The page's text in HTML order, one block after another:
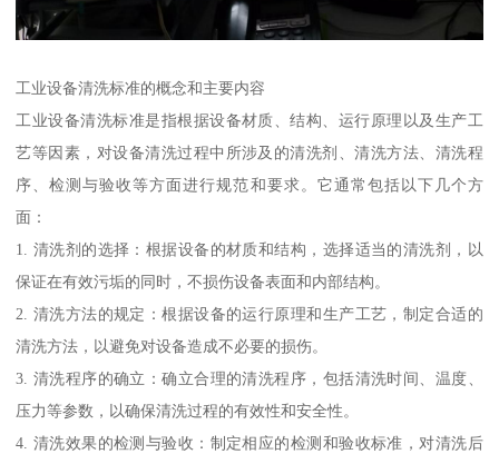
工业设备清洗标准的概念和主要内容
工业设备清洗标准是指根据设备材质、结构、运行原理以及生产工
艺等因素，对设备清洗过程中所涉及的清洗剂、清洗方法、清洗程
序、检测与验收等方面进行规范和要求。它通常包括以下几个方
面：
1. 清洗剂的选择：根据设备的材质和结构，选择适当的清洗剂，以
保证在有效污垢的同时，不损伤设备表面和内部结构。
2. 清洗方法的规定：根据设备的运行原理和生产工艺，制定合适的
清洗方法，以避免对设备造成不必要的损伤。
3. 清洗程序的确立：确立合理的清洗程序，包括清洗时间、温度、
压力等参数，以确保清洗过程的有效性和安全性。
4. 清洗效果的检测与验收：制定相应的检测和验收标准，对清洗后